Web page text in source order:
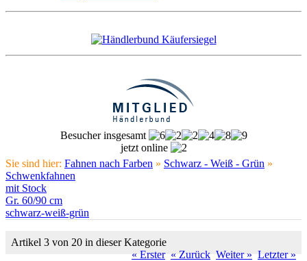
Besucher insgesamt
jetzt online
Sie sind hier: Fahnen nach Farben » Schwarz - Weiß - Grün »
Schwenkfahnen
mit Stock
Gr. 60/90 cm
schwarz-weiß-grün
Artikel 3 von 20 in dieser Kategorie
« Erster « Zurück Weiter » Letzter »